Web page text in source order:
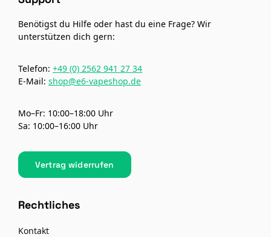
Benötigst du Hilfe oder hast du eine Frage? Wir
unterstützen dich gern:
Telefon: +49 (0) 2562 941 27 34
E-Mail: shop@e6-vapeshop.de
Mo–Fr: 10:00–18:00 Uhr
Sa: 10:00–16:00 Uhr
Vertrag widerrufen
Rechtliches
Kontakt